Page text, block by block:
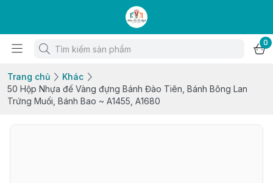
0
Trang chủ
Khác
50 Hộp Nhựa đế Vàng đựng Bánh Đào Tiên, Bánh Bông Lan
Trứng Muối, Bánh Bao ~ A1455, A1680